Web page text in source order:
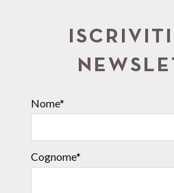
Nome*
Cognome*